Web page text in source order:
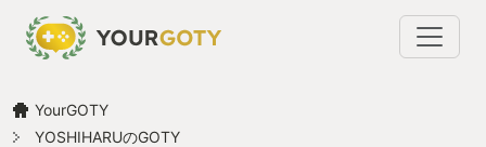
YourGOTY
YOSHIHARUのGOTY